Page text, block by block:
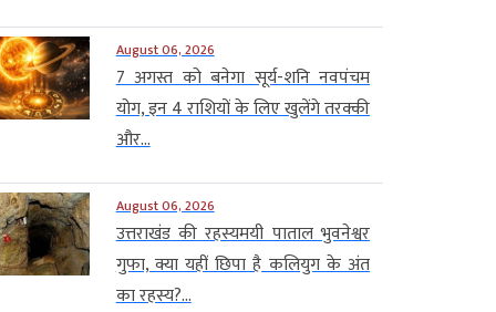
August 06, 2026
7 अगस्त को बनेगा सूर्य-शनि नवपंचम
योग, इन 4 राशियों के लिए खुलेंगे तरक्की
और...
August 06, 2026
उत्तराखंड की रहस्यमयी पाताल भुवनेश्वर
गुफा, क्या यहीं छिपा है कलियुग के अंत
का रहस्य?...